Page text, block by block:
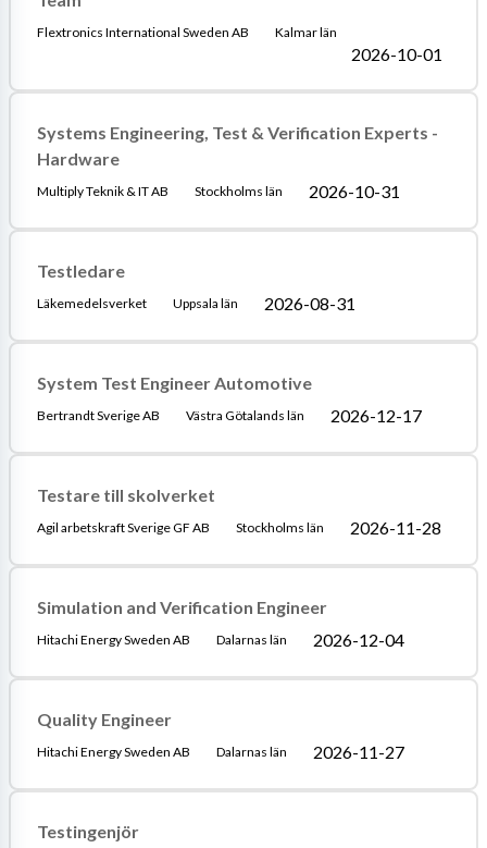
Flextronics International Sweden AB Kalmar län
2026-10-01
Systems Engineering, Test & Verification Experts -
Hardware
Multiply Teknik & IT AB Stockholms län 2026-10-31
Testledare
Läkemedelsverket Uppsala län 2026-08-31
System Test Engineer Automotive
Bertrandt Sverige AB Västra Götalands län 2026-12-17
Testare till skolverket
Agil arbetskraft Sverige GF AB Stockholms län 2026-11-28
Simulation and Verification Engineer
Hitachi Energy Sweden AB Dalarnas län 2026-12-04
Quality Engineer
Hitachi Energy Sweden AB Dalarnas län 2026-11-27
Testingenjör